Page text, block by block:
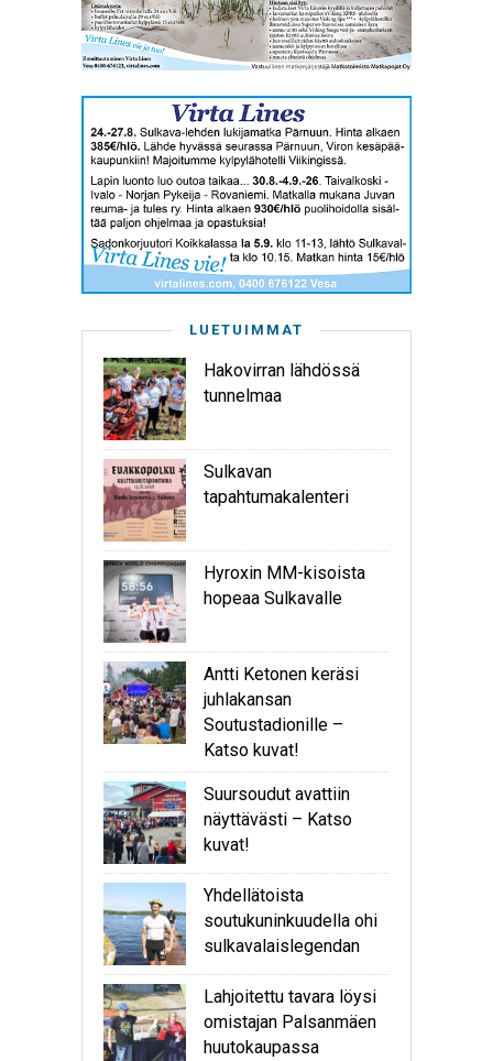
LUETUIMMAT
Hakovirran lähdössä
tunnelmaa
Sulkavan
tapahtumakalenteri
Hyroxin MM-kisoista
hopeaa Sulkavalle
Antti Ketonen keräsi
juhlakansan
Soutustadionille –
Katso kuvat!
Suursoudut avattiin
näyttävästi – Katso
kuvat!
Yhdellätoista
soutukuninkuudella ohi
sulkavalaislegendan
Lahjoitettu tavara löysi
omistajan Palsanmäen
huutokaupassa